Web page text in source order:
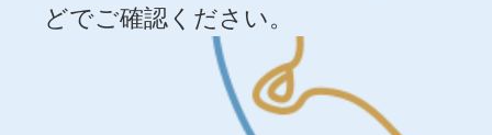
どでご確認ください。